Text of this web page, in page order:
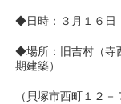
◆日時：３月１６日
◆場所：旧吉村（寺
期建築）
（貝塚市西町１２